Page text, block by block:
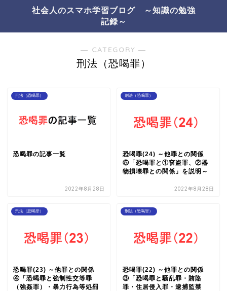
社会人のスマホ学習ブログ ～知識の勉強
記録～
― CATEGORY ―
刑法（恐喝罪）
刑法（恐喝罪）
恐喝罪の記事一覧
2022年8月28日
刑法（恐喝罪）
恐喝罪(24) ～他罪との関係
⑤「恐喝罪と①窃盗罪、②器
物損壊罪との関係」を説明～
2022年8月28日
刑法（恐喝罪）
恐喝罪(23) ～他罪との関係
④「恐喝罪と強制性交等罪
（強姦罪）・暴力行為等処罰
刑法（恐喝罪）
恐喝罪(22) ～他罪との関係
③「恐喝罪と騒乱罪・賄賂
罪・住居侵入罪・逮捕監禁